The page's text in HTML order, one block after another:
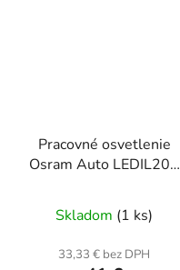
Pracovné osvetlenie
Osram Auto LEDIL207
PROFESSIONAL 150, 3
W, napájané
akumulátorom
Skladom (1 ks)
33,33 € bez DPH